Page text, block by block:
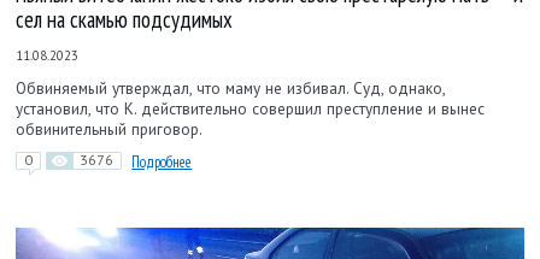
сел на скамью подсудимых
11.08.2023
Обвиняемый утверждал, что маму не избивал. Суд, однако,
установил, что К. действительно совершил преступление и вынес
обвинительный приговор.
0 3676 Подробнее